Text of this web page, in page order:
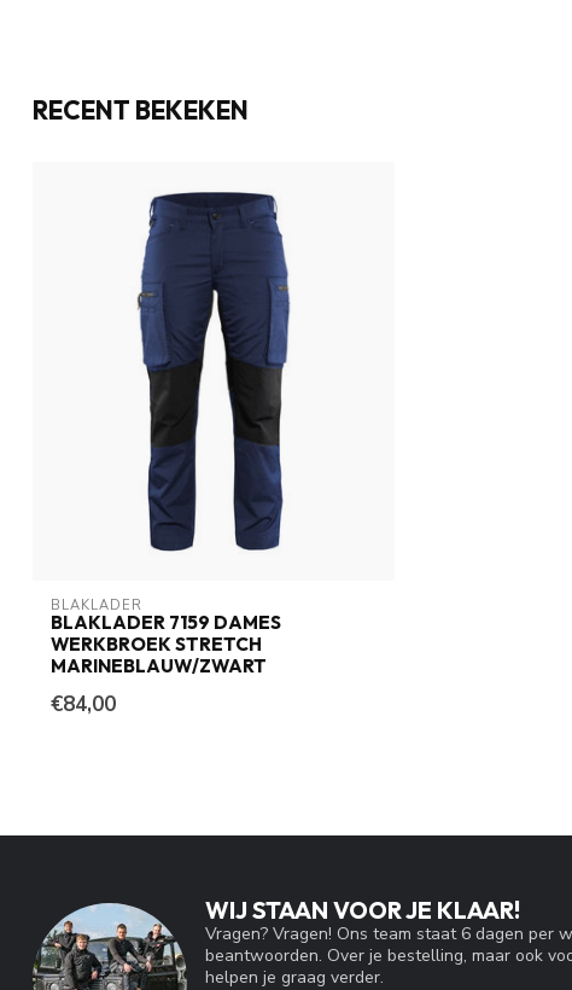
RECENT BEKEKEN
BLAKLADER
BLAKLADER 7159 DAMES
WERKBROEK STRETCH
MARINEBLAUW/ZWART
€84,00
WIJ STAAN VOOR JE KLAAR!
Vragen? Vragen! Ons team staat 6 dagen per
beantwoorden. Over je bestelling, maar ook
helpen je graag verder.